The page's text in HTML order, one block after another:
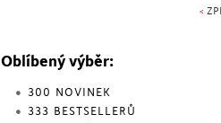
<
Oblíbený výběr:
300 NOVINEK
333 BESTSELLERŮ